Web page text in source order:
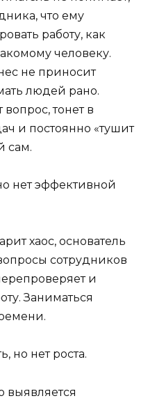
что ему
работу, как
человеку.
не приносит
людей рано.
вопрос, тонет в
и постоянно «тушит
сам.
нет эффективной
хаос, основатель
сотрудников
и
Заниматься
но нет роста.
выявляется